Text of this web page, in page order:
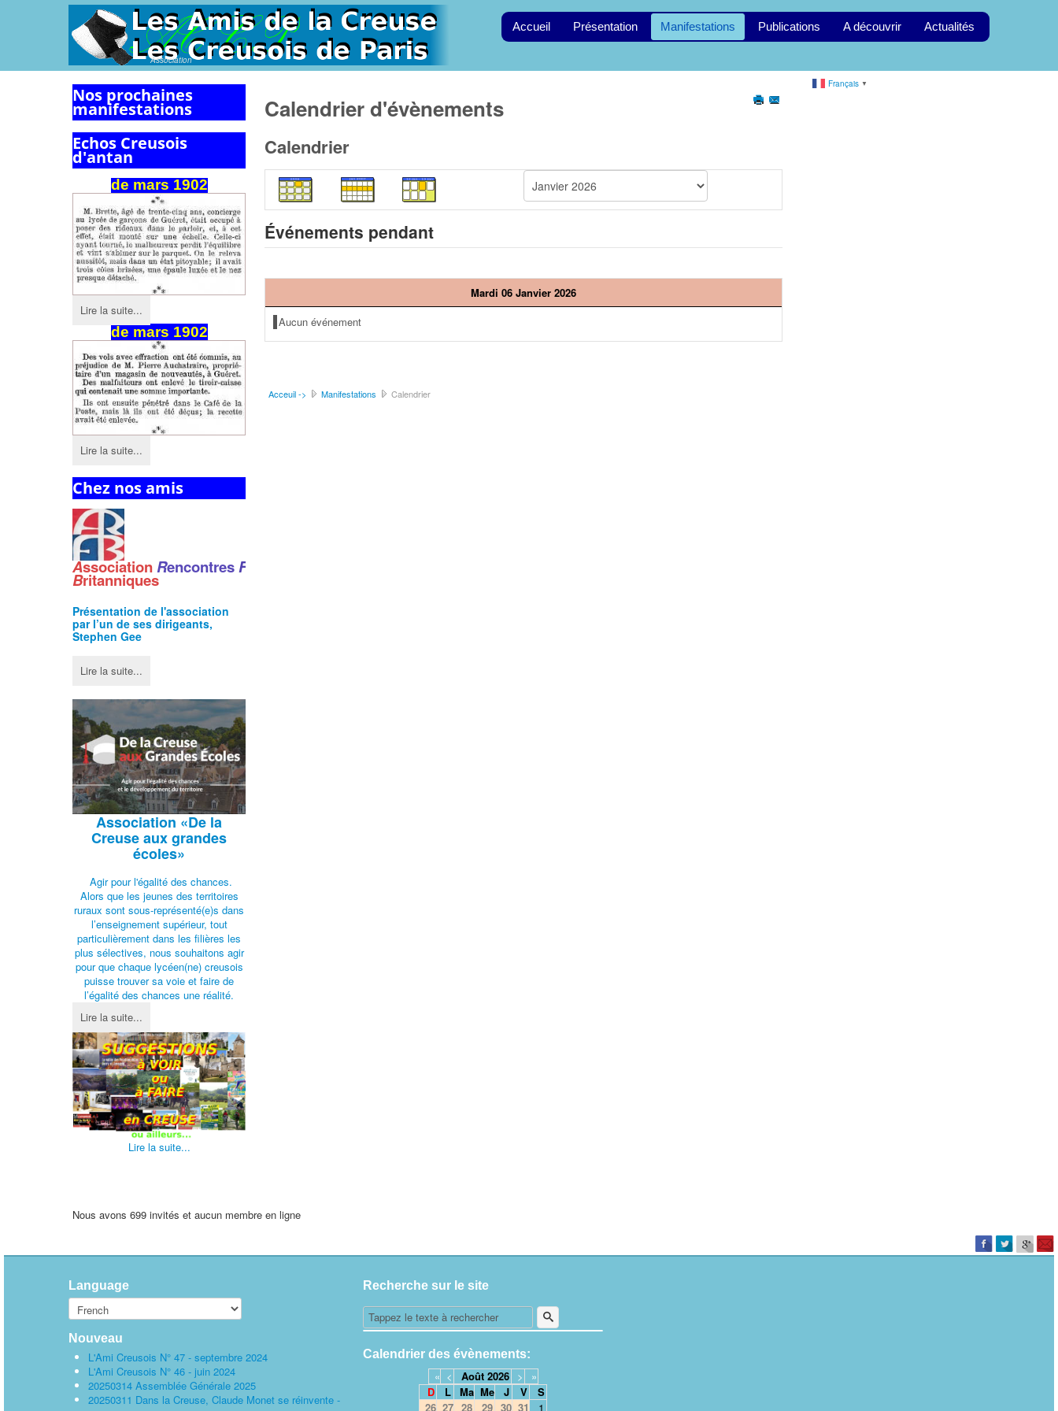
Association
Accueil Présentation Manifestations Publications A découvrir Actualités
Nos prochaines
manifestations
Echos Creusois
d'antan
de mars 1902
Lire la suite...
de mars 1902
Lire la suite...
Chez nos amis
AssociationRencontresF
Britanniques
Présentation de l'association
par l’un de ses dirigeants,
Stephen Gee
Lire la suite...
Association «De la
Creuse aux grandes
écoles»
Agir pour l'égalité des chances.
Alors que les jeunes des territoires
ruraux sont sous-représenté(e)s dans
l’enseignement supérieur, tout
particulièrement dans les filières les
plus sélectives, nous souhaitons agir
pour que chaque lycéen(ne) creusois
puisse trouver sa voie et faire de
l’égalité des chances une réalité.
Lire la suite...
Lire la suite...
Calendrier d'évènements
Calendrier
Événements pendant
Mardi 06 Janvier 2026
Aucun événement
Acceuil -> Manifestations Calendrier
Français ▼
Nous avons 699 invités et aucun membre en ligne
Language
Nouveau
L'Ami Creusois N° 47 - septembre 2024
L'Ami Creusois N° 46 - juin 2024
20250314 Assemblée Générale 2025
20250311 Dans la Creuse, Claude Monet se réinvente -
Recherche sur le site
Calendrier des évènements:
« < Août 2026 >
»
D
L Ma Me J V
S
26 27 28 29 30 31 1